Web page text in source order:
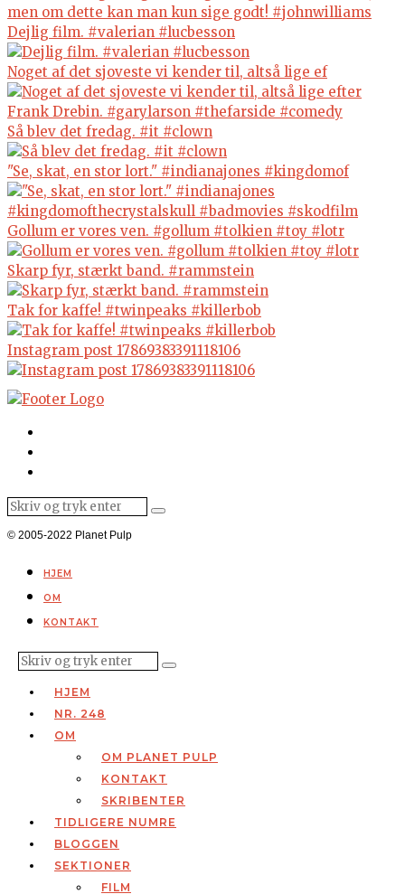
Dejlig film. #valerian #lucbesson
Noget af det sjoveste vi kender til, altså lige ef
Så blev det fredag. #it #clown
"Se, skat, en stor lort." #indianajones #kingdomof
Gollum er vores ven. #gollum #tolkien #toy #lotr
Skarp fyr, stærkt band. #rammstein
Tak for kaffe! #twinpeaks #killerbob
Instagram post 17869383391118106
© 2005-2022 Planet Pulp
HJEM
OM
KONTAKT
HJEM
NR. 248
OM
OM PLANET PULP
KONTAKT
SKRIBENTER
TIDLIGERE NUMRE
BLOGGEN
SEKTIONER
FILM